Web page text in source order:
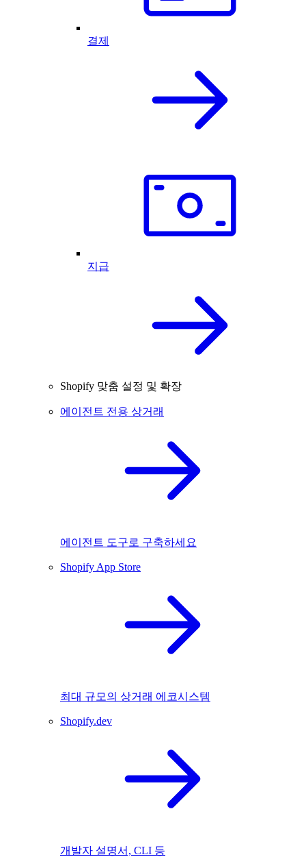
결제
지급
Shopify 맞춤 설정 및 확장
에이전트 전용 상거래
에이전트 도구로 구축하세요
Shopify App Store
최대 규모의 상거래 에코시스템
Shopify.dev
개발자 설명서, CLI 등